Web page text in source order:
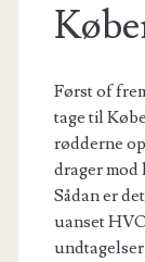
Først of
tage til
rødderne
drager mod
Sådan er
uanset